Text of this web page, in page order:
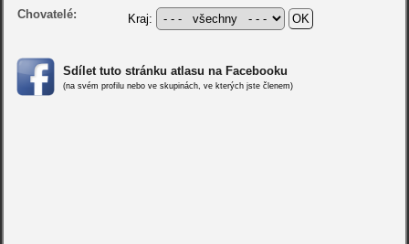
Chovatelé:
Kraj:
Sdílet tuto stránku atlasu na Facebooku
(na svém profilu nebo ve skupinách, ve kterých jste členem)